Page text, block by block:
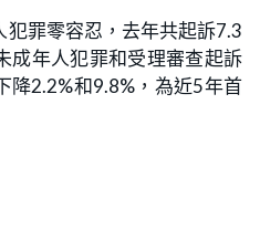
罪零容忍，去年共起訴7.3
成年人犯罪和受理審查起訴
降2.2%和9.8%，為近5年首